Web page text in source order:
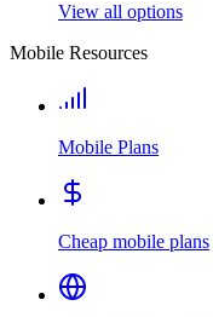
View all options
Mobile Resources
Mobile Plans
Cheap mobile plans